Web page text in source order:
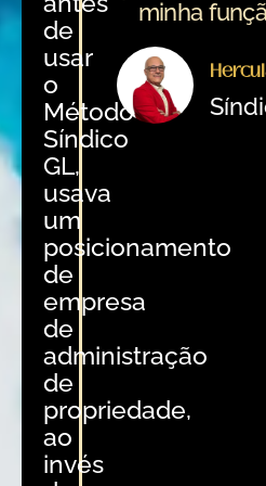
de
usar
o
Método
Síndico
GL,
usava
um
posicionamento
de
empresa
de
administração
de
propriedade,
ao
invés
minha